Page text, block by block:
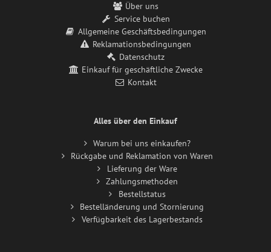
Über uns
Service buchen
Allgemeine Geschäftsbedingungen
Reklamationsbedingungen
Datenschutz
Einkauf für geschäftliche Zwecke
Kontakt
Alles über den Einkauf
Warum bei uns einkaufen?
Rückgabe und Reklamation von Waren
Lieferung der Ware
Zahlungsmethoden
Bestellstatus
Bestelländerung und Stornierung
Verfügbarkeit des Lagerbestands